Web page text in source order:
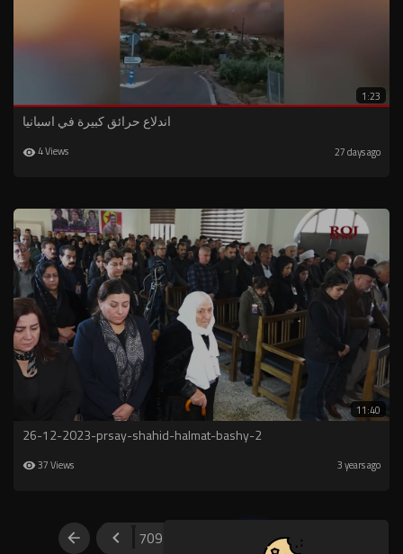
1:23
اندلاع حرائق كبيرة في اسبانيا
4 Views 27 days ago
11:40
26-12-2023-prsay-shahid-halmat-bashy-2
37 Views 3 years ago
709